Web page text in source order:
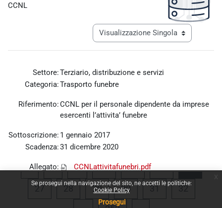
Se prosegui nella navigazione del sito, ne accetti le politiche:
Cookie Policy
Prosegui
CCNL
Navigazione terziaria modalità
Settore:Terziario, distribuzione e servizi
Categoria:Trasporto funebre
Riferimento:CCNL per il personale dipendente da imprese
esercenti l’attivita’ funebre
Sottoscrizione: 1 gennaio 2017
Scadenza:31 dicembre 2020
Allegato: CCNLattivitafunebri.pdf
«Pagina precedente
1Pagina 1
… 23Pagina 23
24Pagina 24
25 26
27Pagina 27
28Pagina 28
29Pagina 29
30Pagina 30
31Pagina 31
32Pagina